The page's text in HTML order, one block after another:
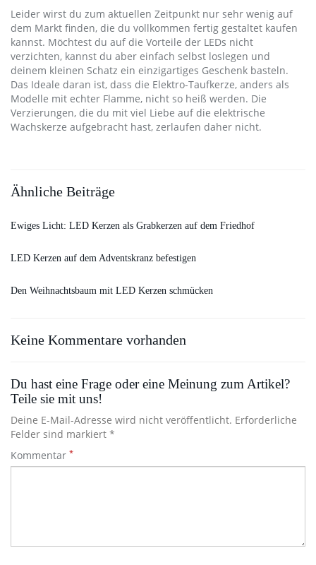
Leider wirst du zum aktuellen Zeitpunkt nur sehr wenig auf
dem Markt finden, die du vollkommen fertig gestaltet kaufen
kannst. Möchtest du auf die Vorteile der LEDs nicht
verzichten, kannst du aber einfach selbst loslegen und
deinem kleinen Schatz ein einzigartiges Geschenk basteln.
Das Ideale daran ist, dass die Elektro-Taufkerze, anders als
Modelle mit echter Flamme, nicht so heiß werden. Die
Verzierungen, die du mit viel Liebe auf die elektrische
Wachskerze aufgebracht hast, zerlaufen daher nicht.
Ähnliche Beiträge
Ewiges Licht: LED Kerzen als Grabkerzen auf dem Friedhof
LED Kerzen auf dem Adventskranz befestigen
Den Weihnachtsbaum mit LED Kerzen schmücken
Keine Kommentare vorhanden
Du hast eine Frage oder eine Meinung zum Artikel?
Teile sie mit uns!
Deine E-Mail-Adresse wird nicht veröffentlicht. Erforderliche
Felder sind markiert *
Kommentar *